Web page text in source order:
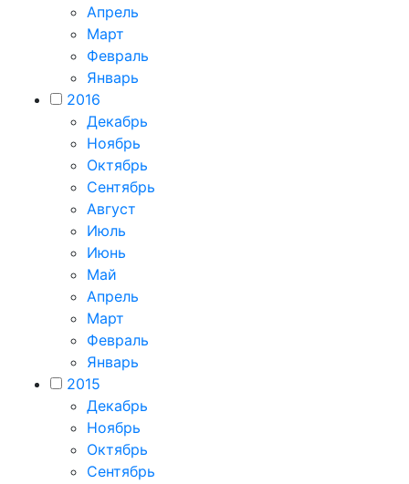
Апрель
Март
Февраль
Январь
2016
Декабрь
Ноябрь
Октябрь
Сентябрь
Август
Июль
Июнь
Май
Апрель
Март
Февраль
Январь
2015
Декабрь
Ноябрь
Октябрь
Сентябрь